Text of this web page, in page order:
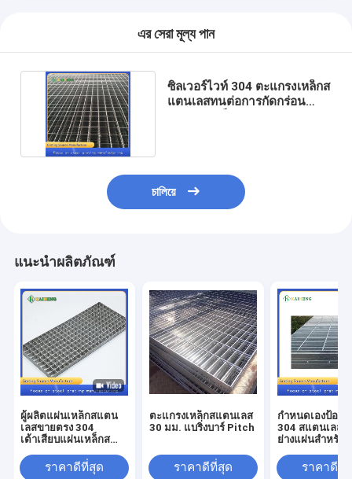
এর সেরা মূল্য পান
ซิลเวอร์ไวท์ 304 ตะแกรงเหล็กส
แตนเลสทนต่อการกัดกร่อน
চালিয়ে
แนะนำผลิตภัณฑ์
ผู้ผลิตแผ่นเหล็กสแตน
เลสขายตรง 304
เต้าเสียบแผ่นเหล็กส
ราคาดีที่สุด
ตะแกรงเหล็กสแตนเลส
30 มม. แบริ่งบาร์ Pitch
ราคาดีที่สุด
กำหนดเองป้อง
304 สแตนเลสต
ย่างแผ่นสำหรับ
ราคาดีที่